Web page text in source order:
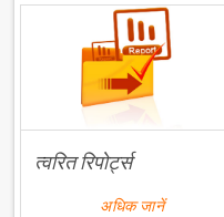
त्वरित रिपोर्ट्स
अधिक जानें